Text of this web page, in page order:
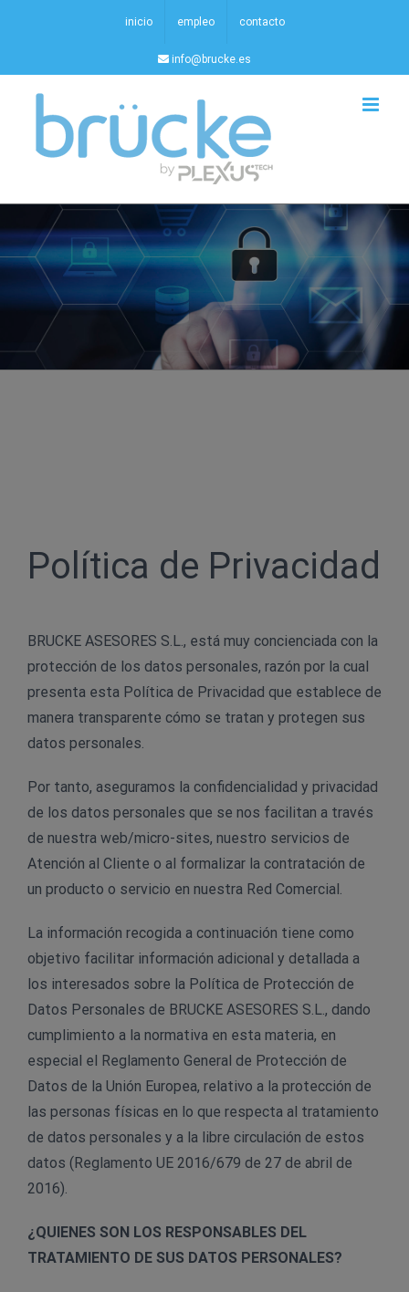
inicio empleo contacto
info@brucke.es
Política de Privacidad
BRUCKE ASESORES S.L., está muy concienciada con la
protección de los datos personales, razón por la cual
presenta esta Política de Privacidad que establece de
manera transparente cómo se tratan y protegen sus
datos personales.
Por tanto, aseguramos la confidencialidad y privacidad
de los datos personales que se nos facilitan a través
de nuestra web/micro-sites, nuestro servicios de
Atención al Cliente o al formalizar la contratación de
un producto o servicio en nuestra Red Comercial.
La información recogida a continuación tiene como
objetivo facilitar información adicional y detallada a
los interesados sobre la Política de Protección de
Datos Personales de BRUCKE ASESORES S.L., dando
cumplimiento a la normativa en esta materia, en
especial el Reglamento General de Protección de
Datos de la Unión Europea, relativo a la protección de
las personas físicas en lo que respecta al tratamiento
de datos personales y a la libre circulación de estos
datos (Reglamento UE 2016/679 de 27 de abril de
2016).
¿QUIENES SON LOS RESPONSABLES DEL
TRATAMIENTO DE SUS DATOS PERSONALES?